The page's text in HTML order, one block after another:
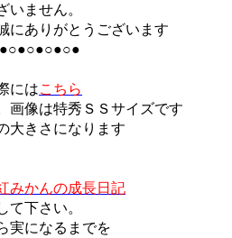
ません。
ありがとうございます
にはこちら
画像は特秀ＳＳサイズです
大きさになります
みかんの成長日記
て下さい。
実になるまでを